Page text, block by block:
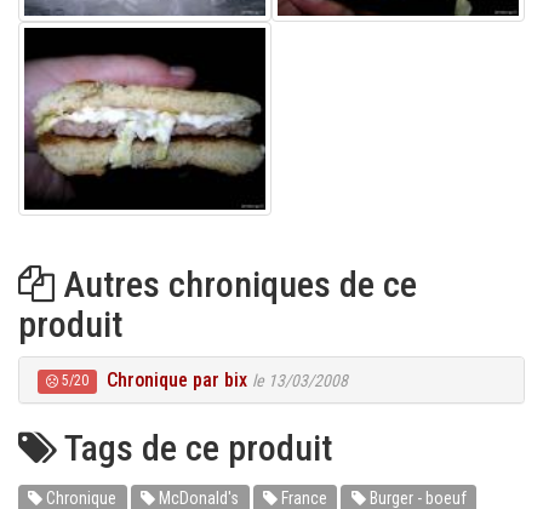
Autres chroniques de ce
produit
5/20 Chronique par bix le 13/03/2008
Tags de ce produit
Chronique McDonald's France
Burger - boeuf